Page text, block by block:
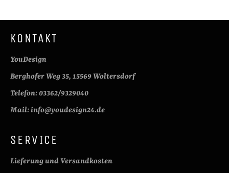
KONTAKT
YouDesign
Berghofer Weg 35, 15569 Woltersdorf
Telefon: 03362/9329040
Mail: info@youdesign24.de
SERVICE
Lieferung und Versandkosten